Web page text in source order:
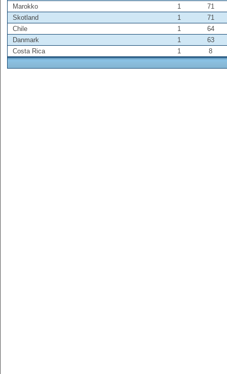
Marokko
1
71
Skotland
1
71
Chile
1
64
Danmark
1
63
Costa Rica
1 8